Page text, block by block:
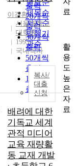
연도순
제목순
저자순
발행기
관순
출력
20개씩
출력
30개씩
출력
50개씩
출력
100개씩
출력
이경환
서울대학교
대학원
1995
국내박사
복사/
대출
신청
배려에 대한
기독교 세계
관적 미디어
교육 재량활
동 교재 개발
료
활
용
도
높
은
자
료